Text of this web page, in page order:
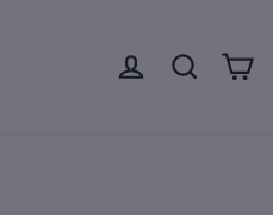
Iniciar sesión
Buscar